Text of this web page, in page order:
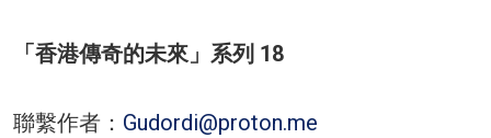
「香港傳奇的未來」系列 18
聯繫作者： Gudordi@proton.me